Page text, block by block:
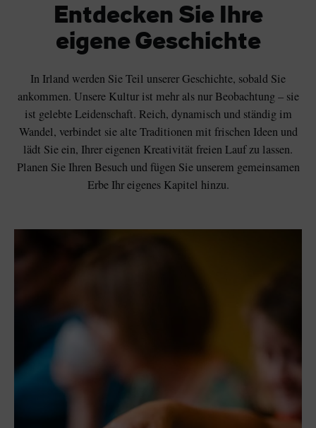
Entdecken Sie Ihre
eigene Geschichte
In Irland werden Sie Teil unserer Geschichte, sobald Sie
ankommen. Unsere Kultur ist mehr als nur Beobachtung – sie
ist gelebte Leidenschaft. Reich, dynamisch und ständig im
Wandel, verbindet sie alte Traditionen mit frischen Ideen und
lädt Sie ein, Ihrer eigenen Kreativität freien Lauf zu lassen.
Planen Sie Ihren Besuch und fügen Sie unserem gemeinsamen
Erbe Ihr eigenes Kapitel hinzu.